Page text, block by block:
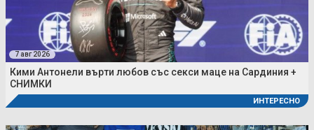
7 авг 2026
Кими Антонели върти любов със секси маце на Сардиния +
СНИМКИ
ИНТЕРЕСНО